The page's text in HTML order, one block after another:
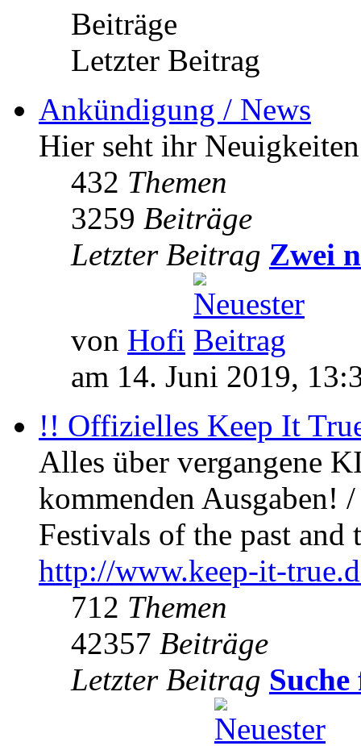
Beiträge
Letzter Beitrag
Ankündigung / News
Hier seht ihr
432 Themen
3259 Beiträge
Letzter Beitrag Zwei
von Hofi
am 14. Juni 2019,
!! Offizielles Keep It
Alles über vergangene
kommenden Ausgaben!
Festivals of the past
http://www.keep-it-
712 Themen
42357 Beiträge
Letzter Beitrag